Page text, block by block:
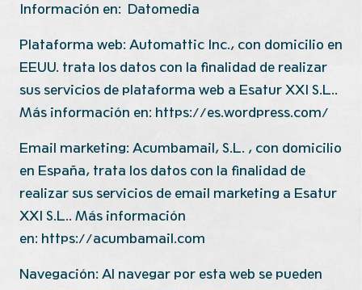
Información en: Datomedia
Plataforma web: Automattic Inc., con domicilio en
EEUU. trata los datos con la finalidad de realizar
sus servicios de plataforma web a Esatur XXI S.L..
Más información en: https://es.wordpress.com/
Email marketing: Acumbamail, S.L. , con domicilio
en España, trata los datos con la finalidad de
realizar sus servicios de email marketing a Esatur
XXI S.L.. Más información
en: https://acumbamail.com
Navegación: Al navegar por esta web se pueden